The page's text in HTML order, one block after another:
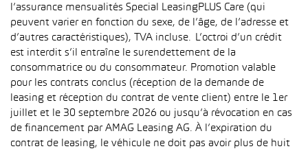
l’assurance mensualités Special LeasingPLUS Care (qui
peuvent varier en fonction du sexe, de l’âge, de l’adresse et
d’autres caractéristiques), TVA incluse. L’octroi d’un crédit
est interdit s’il entraîne le surendettement de la
consommatrice ou du consommateur. Promotion valable
pour les contrats conclus (réception de la demande de
leasing et réception du contrat de vente client) entre le 1er
juillet et le 30 septembre 2026 ou jusqu’à révocation en cas
de financement par AMAG Leasing AG. À l’expiration du
contrat de leasing, le véhicule ne doit pas avoir plus de huit